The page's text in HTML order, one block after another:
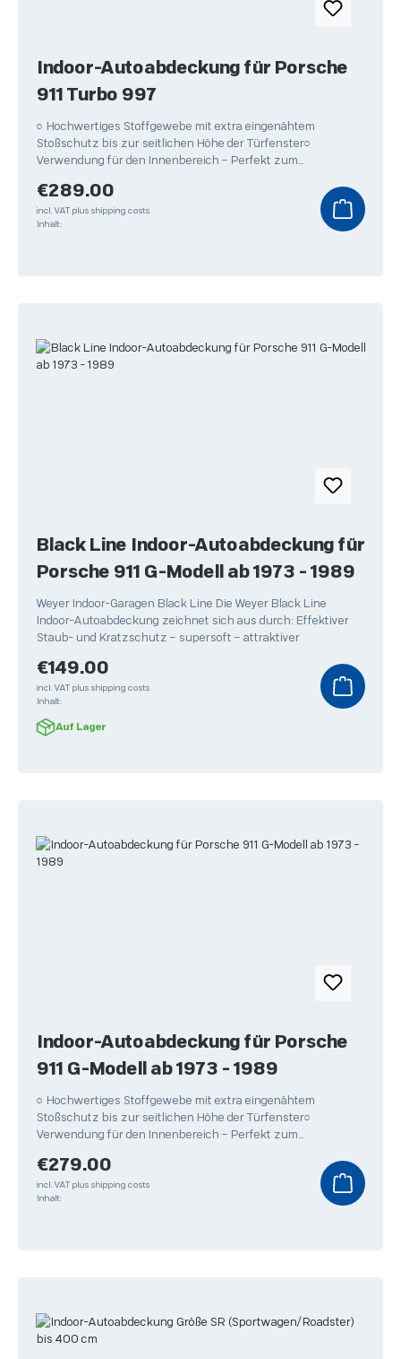
Indoor-Autoabdeckung für Porsche
911 Turbo 997
○ Hochwertiges Stoffgewebe mit extra eingenähtem
Stoßschutz bis zur seitlichen Höhe der Türfenster○
Verwendung für den Innenbereich – Perfekt zum
Regular price:
€289.00
incl. VAT plus shipping costs
Inhalt:
Black Line Indoor-Autoabdeckung für
Porsche 911 G-Modell ab 1973 - 1989
Weyer Indoor-Garagen Black Line Die Weyer Black Line
Indoor-Autoabdeckung zeichnet sich aus durch: Effektiver
Staub- und Kratzschutz – supersoft – attraktiver
Regular price:
€149.00
incl. VAT plus shipping costs
Inhalt:
Auf Lager
Indoor-Autoabdeckung für Porsche
911 G-Modell ab 1973 - 1989
○ Hochwertiges Stoffgewebe mit extra eingenähtem
Stoßschutz bis zur seitlichen Höhe der Türfenster○
Verwendung für den Innenbereich – Perfekt zum
Regular price:
€279.00
incl. VAT plus shipping costs
Inhalt: